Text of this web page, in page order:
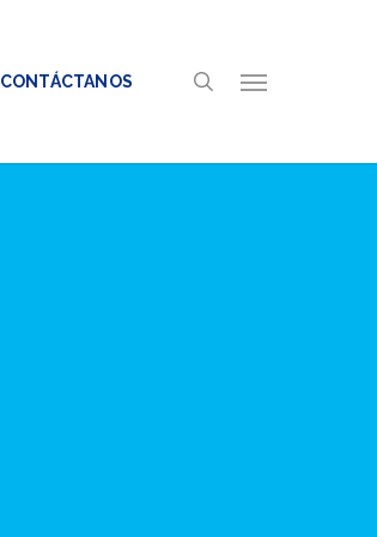
CONTÁCTANOS search
Menu